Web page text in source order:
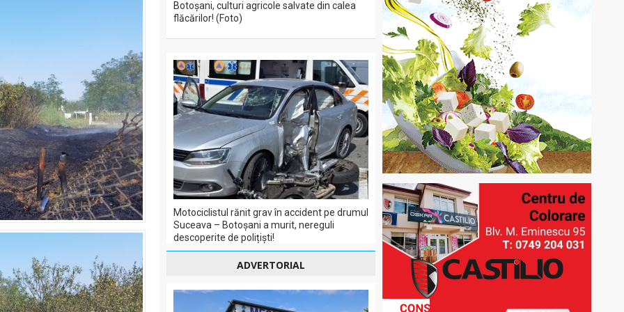
Botoșani, culturi agricole salvate din calea
flăcărilor! (Foto)
Motociclistul rănit grav în accident pe drumul
Suceava – Botoșani a murit, nereguli
descoperite de polițiști!
ADVERTORIAL